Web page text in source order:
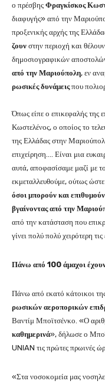
ο πρέσβης Φραγκίσκος
διαφυγής» από την
προξενικής αρχής της
ζουν στην περιοχή και
δημοσιογραφικών
από την Μαριούπολη, εν
ρωσικές δυνάμειςπου
Όπως είπε ο επικεφαλής της
Κωστελένος, ο οποίος το
της Ελλάδας στην
επιχείρηση…. Είναι μια
αυτά, αποφασίσαμε μαζί με
εκμεταλλευθούμε, ούτως
όσοι μπορούν και
βγαίνοντας από την
από την κατάσταση που
γίνει πολύ πολύ χειρότερη
Πάνω από 100 άμαχοι
Πάνω από εκατό κάτοικοι
ρωσικών αεροπορικών
Βαντίμ Μποϊτσένκο. «Ο
καθημερινά», δήλωσε ο
UNIAN τις πρώτες πρωινές
«Στα νοσοκομεία μας